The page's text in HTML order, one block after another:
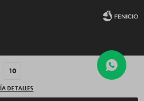
10
DE TALLES